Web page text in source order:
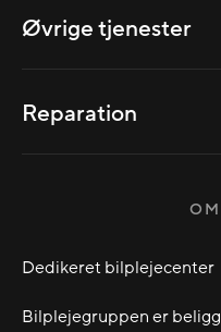
Øvrige tjenester
Reparation
Dedikeret bilplejecenter
Bilplejegruppen er